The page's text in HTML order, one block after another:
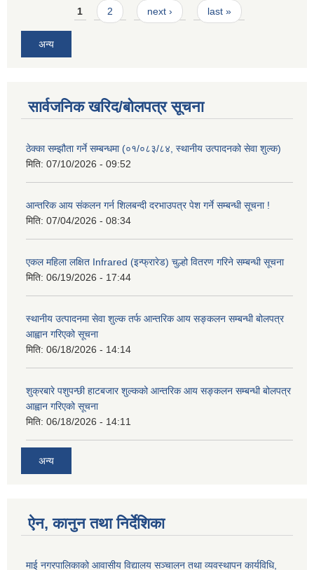
Pages1 2 next › last »
अन्य
सार्वजनिक खरिद/बोलपत्र सूचना
ठेक्का सम्झौता गर्ने सम्बन्धमा (०१/०८३/८४, स्थानीय उत्पादनको सेवा शुल्क)
मिति: 07/10/2026 - 09:52
आन्तरिक आय संकलन गर्न शिलबन्दी दरभाउपत्र पेश गर्ने सम्बन्धी सूचना !
मिति: 07/04/2026 - 08:34
एकल महिला लक्षित Infrared (इन्फ्रारेड) चुल्हो वितरण गरिने सम्बन्धी सूचना
मिति: 06/19/2026 - 17:44
स्थानीय उत्पादनमा सेवा शुल्क तर्फ आन्तरिक आय सङ्कलन सम्बन्धी बोलपत्र
आह्वान गरिएको सूचना
मिति: 06/18/2026 - 14:14
शुक्रबारे पशुपन्छी हाटबजार शुल्कको आन्तरिक आय सङ्कलन सम्बन्धी बोलपत्र
आह्वान गरिएको सूचना
मिति: 06/18/2026 - 14:11
अन्य
ऐन, कानुन तथा निर्देशिका
माई नगरपालिकाको आवासीय विद्यालय सञ्चालन तथा व्यवस्थापन कार्यविधि,